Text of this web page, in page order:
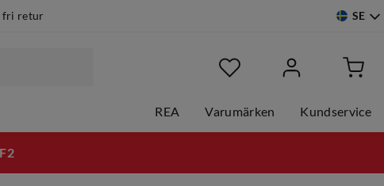
fri retur SE
REA Varumärken Kundservice